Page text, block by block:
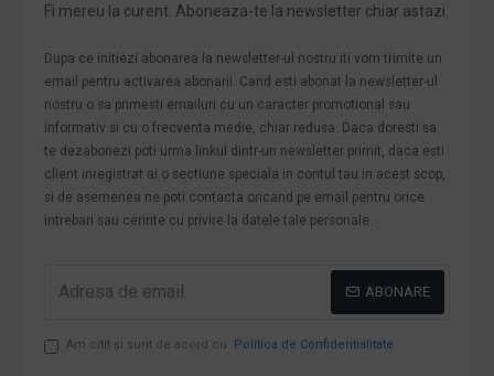
Fi mereu la curent. Aboneaza-te la newsletter chiar astazi.
Dupa ce initiezi abonarea la newsletter-ul nostru iti vom trimite un
email pentru activarea abonarii. Cand esti abonat la newsletter-ul
nostru o sa primesti emailuri cu un caracter promotional sau
informativ si cu o frecventa medie, chiar redusa. Daca doresti sa
te dezabonezi poti urma linkul dintr-un newsletter primit, daca esti
client inregistrat ai o sectiune speciala in contul tau in acest scop,
si de asemenea ne poti contacta oricand pe email pentru orice
intrebari sau cerinte cu privire la datele tale personale.
ABONARE
Am citit şi sunt de acord cu Politica de Confidentialitate